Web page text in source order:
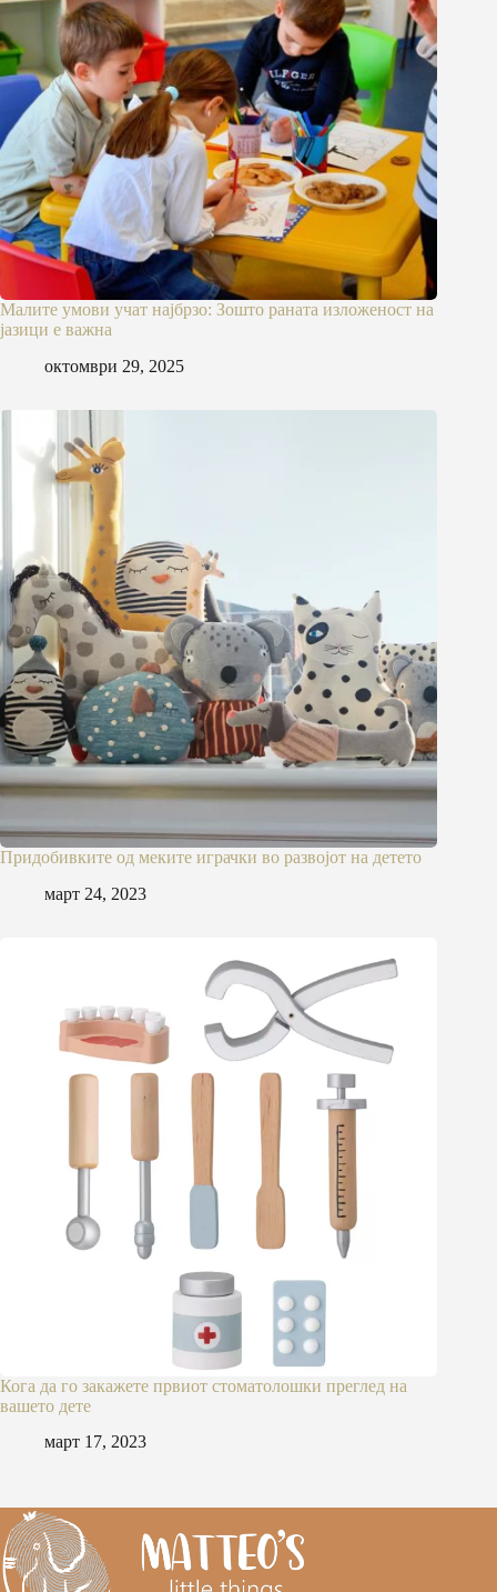
Малите умови учат најбрзо: Зошто раната изложеност на
јазици е важна
октомври 29, 2025
Придобивките од меките играчки во развојот на детето
март 24, 2023
Кога да го закажете првиот стоматолошки преглед на
вашето дете
март 17, 2023